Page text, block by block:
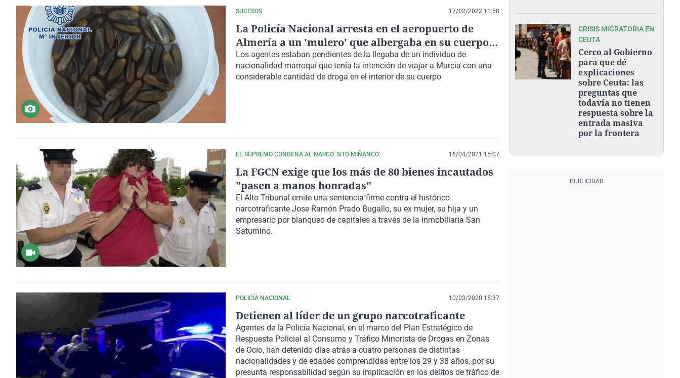
SUCESOS 17/02/2022 11:58
La Policía Nacional arresta en el aeropuerto de
Almería a un 'mulero' que albergaba en su cuerpo
70 bellotas de hachís
Los agentes estaban pendientes de la llegaba de un individuo de
nacionalidad marroquí que tenía la intención de viajar a Murcia con una
considerable cantidad de droga en el interior de su cuerpo
EL SUPREMO CONDENA AL NARCO 'SITO MIÑANCO' 16/04/2021 15:07
La FGCN exige que los más de 80 bienes incautados
"pasen a manos honradas"
El Alto Tribunal emite una sentencia firme contra el histórico
narcotraficante Jose Ramón Prado Bugallo, su ex mujer, su hija y un
empresario por blanqueo de capitales a través de la inmobiliaria San
Saturnino.
POLICÍA NACIONAL 10/03/2020 15:37
Detienen al líder de un grupo narcotraficante
Agentes de la Policía Nacional, en el marco del Plan Estratégico de
Respuesta Policial al Consumo y Tráfico Minorista de Drogas en Zonas
de Ocio, han detenido días atrás a cuatro personas de distintas
nacionalidades y de edades comprendidas entre los 29 y 38 años, por su
presunta responsabilidad según su implicación en los delitos de tráfico de
CRISIS MIGRATORIA EN
CEUTA
Cerco al Gobierno
para que dé
explicaciones
sobre Ceuta: las
preguntas que
todavía no tienen
respuesta sobre la
entrada masiva
por la frontera